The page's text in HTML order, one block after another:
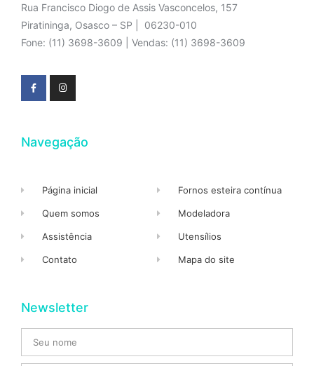
Rua Francisco Diogo de Assis Vasconcelos, 157
Piratininga, Osasco – SP | 06230-010
Fone: (11) 3698-3609 | Vendas: (11) 3698-3609
Navegação
Página inicial
Quem somos
Assistência
Contato
Fornos esteira contínua
Modeladora
Utensílios
Mapa do site
Newsletter